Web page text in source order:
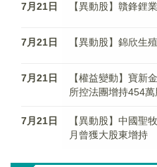
7月21日 【異動股】贛鋒鋰
7月21日 【異動股】錦欣生
7月21日
【權益變動】寶新
所控法團增持454萬
7月21日
【異動股】中國聖
月曾獲大股東增持